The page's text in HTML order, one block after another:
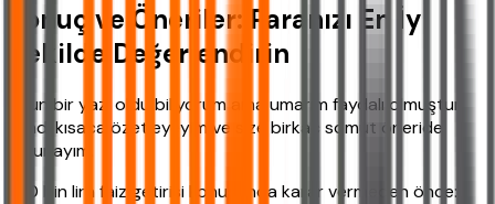
Sonuç ve Öneriler: Paranızı En İyi
Şekilde Değerlendirin
Uzun bir yazı oldu biliyorum ama umarım faydalı olmuştur.
Şimdi kısaca özetleyeyim ve size birkaç somut öneride
bulunayım.
100 bin lira faiz getirisi konusunda karar vermeden önce: